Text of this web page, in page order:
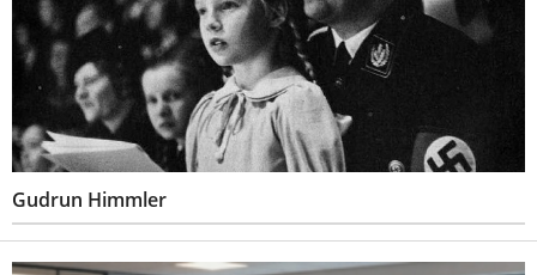
Gudrun Himmler